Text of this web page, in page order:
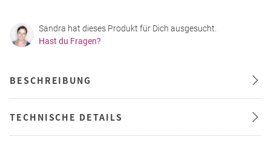
Sandra hat dieses Produkt für Dich ausgesucht.
Hast du Fragen?
BESCHREIBUNG
TECHNISCHE DETAILS